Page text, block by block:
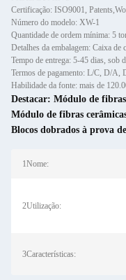
Certificação: ISO9001,
Número do modelo: XW-1
Quantidade de ordem mínima: 5
Detalhes da embalagem: Caixa de
Tempo de entrega: 5-45 dias, sob
Termos de pagamento: L/C, D/A,
Destacar: Módulo de
Módulo de fibras
Blocos dobrados à prova
1Nome:
2Utilização:
3Características: